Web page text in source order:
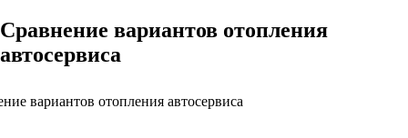
Сравнение вариантов отопления
автосервиса